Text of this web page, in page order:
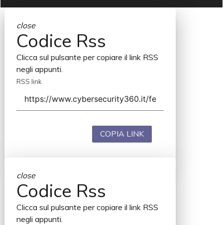
close
Codice Rss
Clicca sul pulsante per copiare il link RSS
negli appunti.
RSS link
COPIA LINK
close
Codice Rss
Clicca sul pulsante per copiare il link RSS
negli appunti.